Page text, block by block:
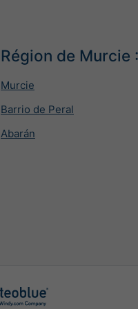
Région de Murcie
Murcie
Barrio de Peral
Abarán